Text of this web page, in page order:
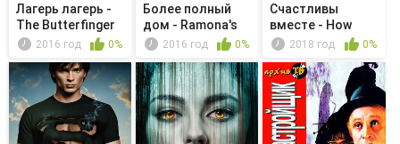
Лагерь лагерь -
The Butterfinger
Effect2016 год 0%
Более полный
дом - Ramona's
Not-So-Ep...
2016 год 0%
Счастливы
вместе - How
Jake and Clair...
2018 год 0%